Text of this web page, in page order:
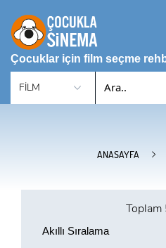
Çocuklar için film seçme
ANASAYFA
Toplam
Akıllı Sıralama